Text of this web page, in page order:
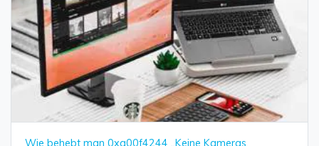
Wie behebt man 0xa00f4244 „Keine Kameras